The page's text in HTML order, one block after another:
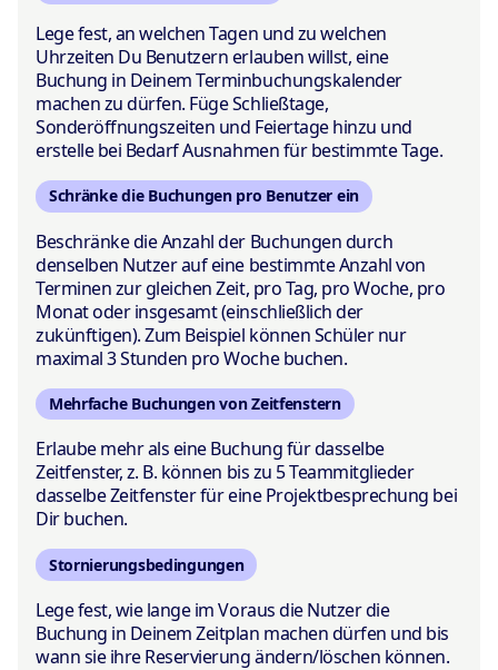
Lege fest, an welchen Tagen und zu welchen
Uhrzeiten Du Benutzern erlauben willst, eine
Buchung in Deinem Terminbuchungskalender
machen zu dürfen. Füge Schließtage,
Sonderöffnungszeiten und Feiertage hinzu und
erstelle bei Bedarf Ausnahmen für bestimmte Tage.
Schränke die Buchungen pro Benutzer ein
Beschränke die Anzahl der Buchungen durch
denselben Nutzer auf eine bestimmte Anzahl von
Terminen zur gleichen Zeit, pro Tag, pro Woche, pro
Monat oder insgesamt (einschließlich der
zukünftigen). Zum Beispiel können Schüler nur
maximal 3 Stunden pro Woche buchen.
Mehrfache Buchungen von Zeitfenstern
Erlaube mehr als eine Buchung für dasselbe
Zeitfenster, z. B. können bis zu 5 Teammitglieder
dasselbe Zeitfenster für eine Projektbesprechung bei
Dir buchen.
Stornierungsbedingungen
Lege fest, wie lange im Voraus die Nutzer die
Buchung in Deinem Zeitplan machen dürfen und bis
wann sie ihre Reservierung ändern/löschen können.